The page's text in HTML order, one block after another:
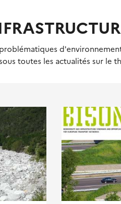
toutes les actualités sur le